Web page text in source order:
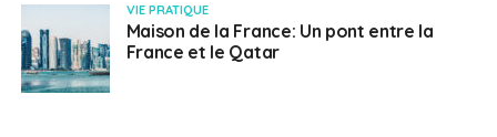
VIE PRATIQUE
Maison de la France: Un pont entre la
France et le Qatar